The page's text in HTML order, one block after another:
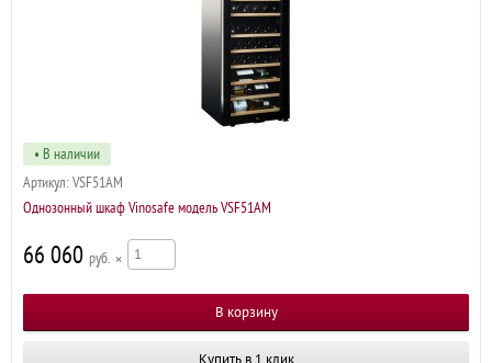
• В наличии
Артикул: VSF51AM
Однозонный шкаф Vinosafe модель VSF51AM
66 060 р ×
Купить в 1 клик